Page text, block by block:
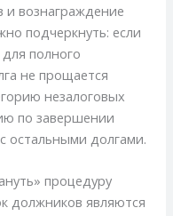
и вознаграждение
подчеркнуть: если
полного
не прощается
незалоговых
по завершении
остальными долгами.
процедуру
должников являются